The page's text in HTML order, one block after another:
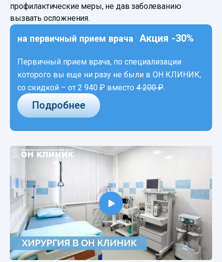
профилактические меры, не дав заболеванию
вызвать осложнения.
на первичный прием врача Акция -30%
Первичный прием врача, по специализации
которого вы еще ни разу не были в ОН КЛИНИК,
со скидкой – от 2 940 ₽ вместо 4 200 ₽.
Подробнее